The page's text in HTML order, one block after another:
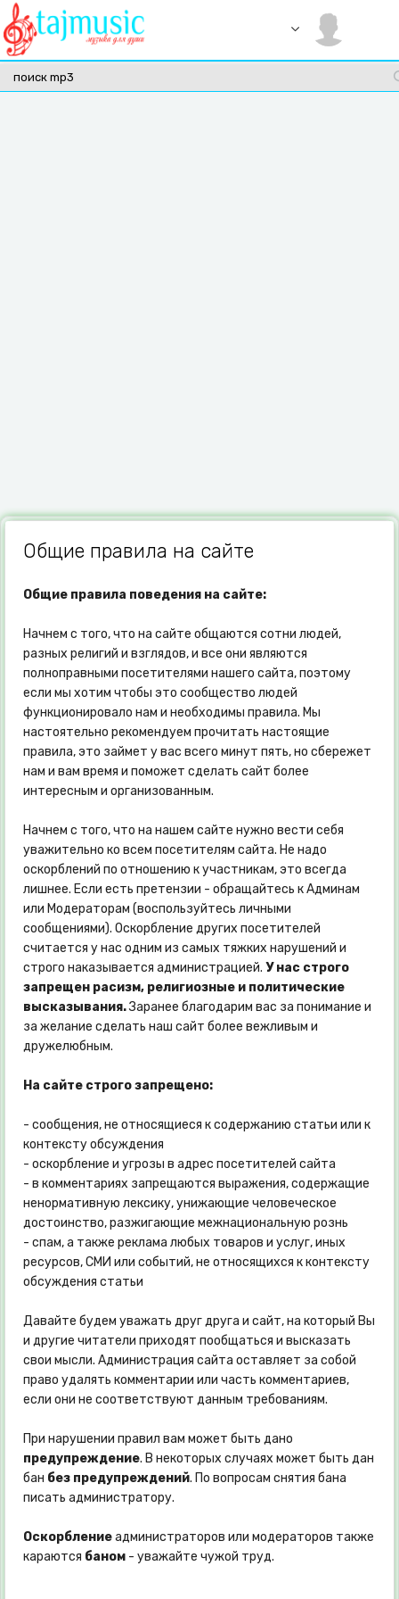
Общие правила на сайте
Общие правила поведения на сайте:
Начнем с того, что на сайте общаются сотни людей,
разных религий и взглядов, и все они являются
полноправными посетителями нашего сайта, поэтому
если мы хотим чтобы это сообщество людей
функционировало нам и необходимы правила. Мы
настоятельно рекомендуем прочитать настоящие
правила, это займет у вас всего минут пять, но сбережет
нам и вам время и поможет сделать сайт более
интересным и организованным.
Начнем с того, что на нашем сайте нужно вести себя
уважительно ко всем посетителям сайта. Не надо
оскорблений по отношению к участникам, это всегда
лишнее. Если есть претензии - обращайтесь к Админам
или Модераторам (воспользуйтесь личными
сообщениями). Оскорбление других посетителей
считается у нас одним из самых тяжких нарушений и
строго наказывается администрацией. У нас строго
запрещен расизм, религиозные и политические
высказывания.Заранее благодарим вас за понимание и
за желание сделать наш сайт более вежливым и
дружелюбным.
На сайте строго запрещено:
- сообщения, не относящиеся к содержанию статьи или к
контексту обсуждения
- оскорбление и угрозы в адрес посетителей сайта
- в комментариях запрещаются выражения, содержащие
ненормативную лексику, унижающие человеческое
достоинство, разжигающие межнациональную рознь
- спам, а также реклама любых товаров и услуг, иных
ресурсов, СМИ или событий, не относящихся к контексту
обсуждения статьи
Давайте будем уважать друг друга и сайт, на который Вы
и другие читатели приходят пообщаться и высказать
свои мысли. Администрация сайта оставляет за собой
право удалять комментарии или часть комментариев,
если они не соответствуют данным требованиям.
При нарушении правил вам может быть дано
предупреждение. В некоторых случаях может быть дан
бан без предупреждений. По вопросам снятия бана
писать администратору.
Оскорблениеадминистраторов или модераторов также
караются баном - уважайте чужой труд.